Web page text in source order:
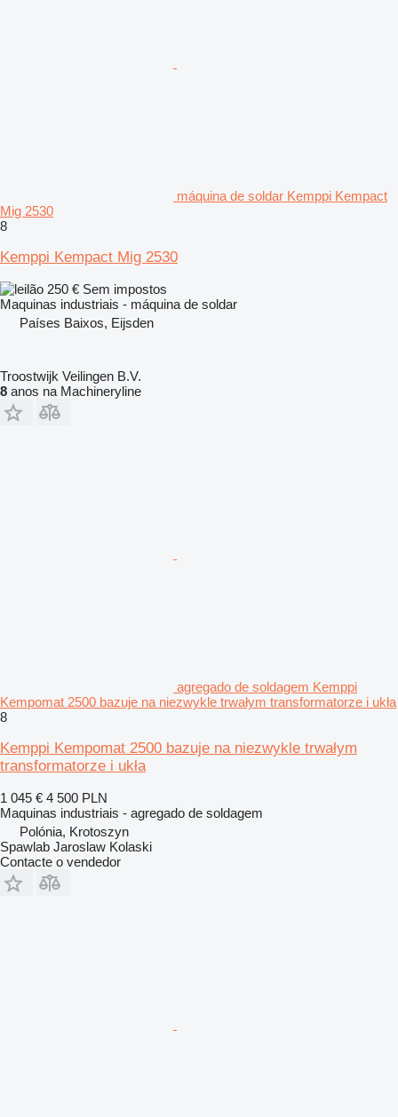
máquina de soldar Kemppi Kempact
Mig 2530
8
Kemppi Kempact Mig 2530
250 € Sem impostos
Maquinas industriais - máquina de soldar
Países Baixos, Eijsden
Troostwijk Veilingen B.V.
8 anos na Machineryline
agregado de soldagem Kemppi
Kempomat 2500 bazuje na niezwykle trwałym transformatorze i ukła
8
Kemppi Kempomat 2500 bazuje na niezwykle trwałym
transformatorze i ukła
1 045 € 4 500 PLN
Maquinas industriais - agregado de soldagem
Polónia, Krotoszyn
Spawlab Jaroslaw Kolaski
Contacte o vendedor